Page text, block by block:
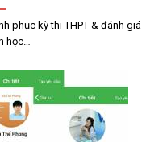
phục kỳ thi THPT & đánh giá
học…